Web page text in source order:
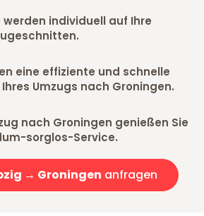
werden individuell auf Ihre
eine effiziente und schnelle
Umzugs nach Groningen.
nach Groningen genießen Sie
sorglos-Service.
→ Groningen anfragen